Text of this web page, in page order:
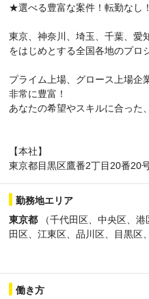
★選べる豊富な案件！転勤なし
東京、神奈川、埼玉、千葉、愛
をはじめとする全国各地のプロ
プライム上場、グロース上場企
非常に豊富！
あなたの希望やスキルに合った
【本社】
東京都目黒区鷹番2丁目20番20
勤務地エリア
東京都 （千代田区、中央区、
田区、江東区、品川区、目黒区
区、杉並区、豊島区、北区、荒
飾区、江戸川区、八王子市、
府中市、昭島市、調布市、町田
村山市、国分寺市、国立市、福
働き方